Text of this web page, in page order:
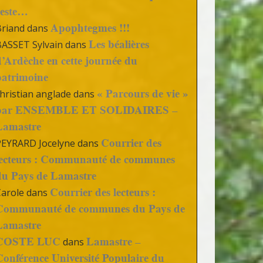
dansApophtegmes !!!
Sylvain dansLes béalières
en cette journée du
anglade dans « Parcours de vie »
ENSEMBLE ET SOLIDAIRES –
Jocelyne dans Courrier des
: Communauté de communes
Pays de Lamastre
dans Courrier des lecteurs :
de communes du Pays de
LUC dansLamastre –
Université Populaire du